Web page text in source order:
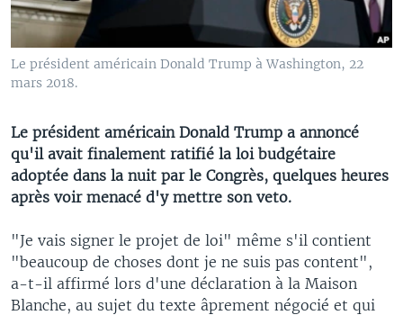
Le président américain Donald Trump à Washington, 22
mars 2018.
Le président américain Donald Trump a annoncé
qu'il avait finalement ratifié la loi budgétaire
adoptée dans la nuit par le Congrès, quelques heures
après voir menacé d'y mettre son veto.
"Je vais signer le projet de loi" même s'il contient
"beaucoup de choses dont je ne suis pas content",
a-t-il affirmé lors d'une déclaration à la Maison
Blanche, au sujet du texte âprement négocié et qui